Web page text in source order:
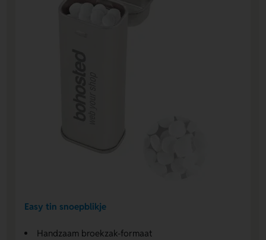
Easy tin snoepblikje
Handzaam broekzak-formaat